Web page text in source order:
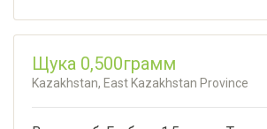
Щука 0,500грамм
Kazakhstan, East Kazakhstan Province